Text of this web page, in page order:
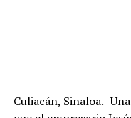
Culiacán, Sinaloa.-